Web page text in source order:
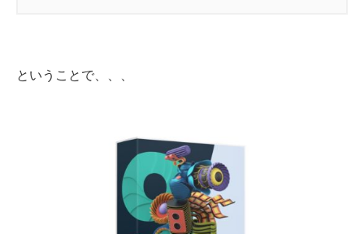
ということで、、、